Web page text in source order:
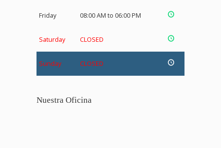
Friday 08:00 AM to 06:00 PM
Saturday CLOSED
Sunday CLOSED
Nuestra Oficina